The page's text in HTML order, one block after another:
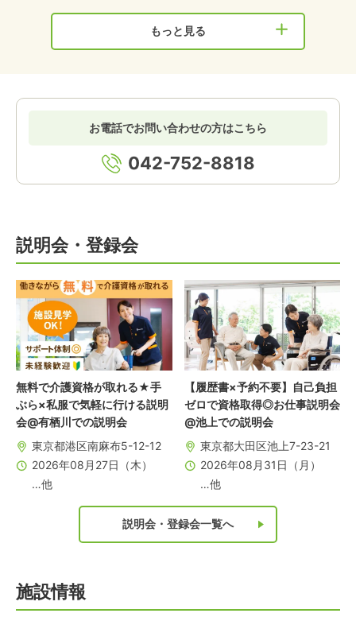
もっと見る
お電話でお問い合わせの方はこちら
042-752-8818
説明会・登録会
無料で介護資格が取れる★手
ぶら×私服で気軽に行ける説明
会@有栖川での説明会
東京都港区南麻布5-12-12
2026年08月27日（木）
…他
【履歴書×予約不要】自己負担
ゼロで資格取得◎お仕事説明会
@池上での説明会
東京都大田区池上7-23-21
2026年08月31日（月）
…他
説明会・登録会一覧へ
施設情報